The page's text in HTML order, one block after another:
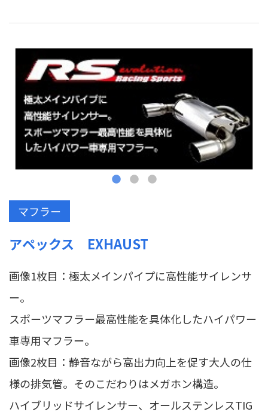
マフラー
アペックス EXHAUST
画像1枚目：極太メインパイプに高性能サイレンサ
ー。
スポーツマフラー最高性能を具体化したハイパワー
車専用マフラー。
画像2枚目：静音ながら高出力向上を促す大人の仕
様の排気管。そのこだわりはメガホン構造。
ハイブリッドサイレンサー、オールステンレスTIG